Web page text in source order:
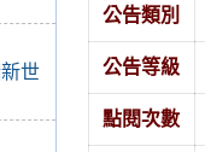
世
公告類別
公告等級
點閱次數